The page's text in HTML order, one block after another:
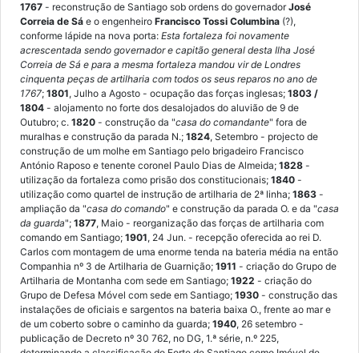
1767 - reconstrução de Santiago sob ordens do governadorJosé
Correia de Sá e o engenheiro Francisco Tossi Columbina (?),
conforme lápide na nova porta: Esta fortaleza foi novamente
acrescentada sendo governador e capitão general desta Ilha José
Correia de Sá e para a mesma fortaleza mandou vir de Londres
cinquenta peças de artilharia com todos os seus reparos no ano de
1767; 1801, Julho a Agosto - ocupação das forças inglesas; 1803 /
1804 - alojamento no forte dos desalojados do aluvião de 9 de
Outubro; c. 1820 - construção da "casa do comandante" fora de
muralhas e construção da parada N.; 1824, Setembro - projecto de
construção de um molhe em Santiago pelo brigadeiro Francisco
António Raposo e tenente coronel Paulo Dias de Almeida; 1828 -
utilização da fortaleza como prisão dos constitucionais; 1840 -
utilização como quartel de instrução de artilharia de 2ª linha; 1863 -
ampliação da "casa do comando" e construção da parada O. e da "casa
da guarda"; 1877, Maio - reorganização das forças de artilharia com
comando em Santiago; 1901, 24 Jun. - recepção oferecida ao rei D.
Carlos com montagem de uma enorme tenda na bateria média na então
Companhia nº 3 de Artilharia de Guarnição; 1911 - criação do Grupo de
Artilharia de Montanha com sede em Santiago; 1922 - criação do
Grupo de Defesa Móvel com sede em Santiago; 1930 - construção das
instalações de oficiais e sargentos na bateria baixa O., frente ao mar e
de um coberto sobre o caminho da guarda; 1940, 26 setembro -
publicação de Decreto nº 30 762, no DG, 1.ª série, n.º 225,